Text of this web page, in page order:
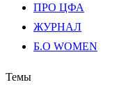
ПРО ЦФА
ЖУРНАЛ
Б.О WOMEN
Темы